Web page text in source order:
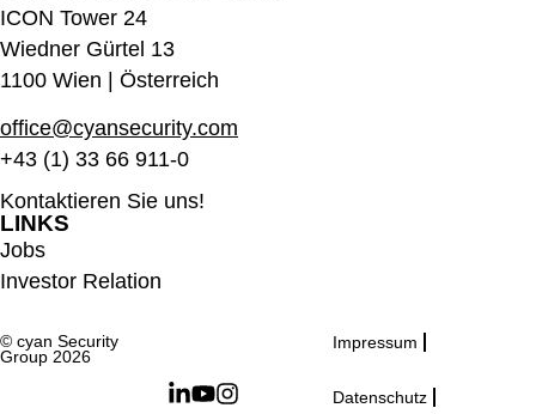
ICON Tower 24
Wiedner Gürtel 13
1100 Wien | Österreich
office@cyansecurity.com
+43 (1) 33 66 911-0
Kontaktieren Sie uns!
LINKS
Jobs
Investor Relation
© cyan Security
Group 2026
Impressum
Datenschutz